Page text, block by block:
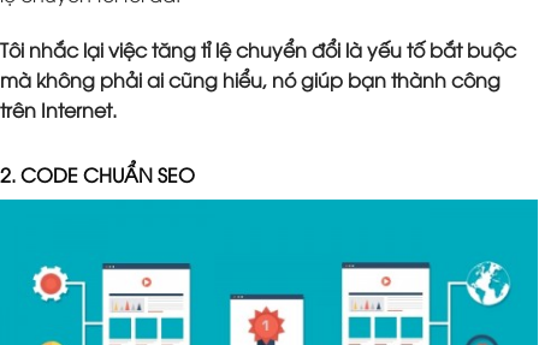
Tôi nhắc lại việc tăng tỉ lệ chuyển đổi là yếu tố bắt buộc
mà không phải ai cũng hiểu, nó giúp bạn thành công
trên Internet.
2. CODE CHUẨN SEO